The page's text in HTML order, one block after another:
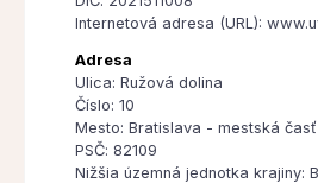
Internetová adresa (URL):
Adresa
Ulica: Ružová dolina
Číslo: 10
Mesto: Bratislava - mestská časť
PSČ: 82109
Nižšia územná jednotka krajiny: